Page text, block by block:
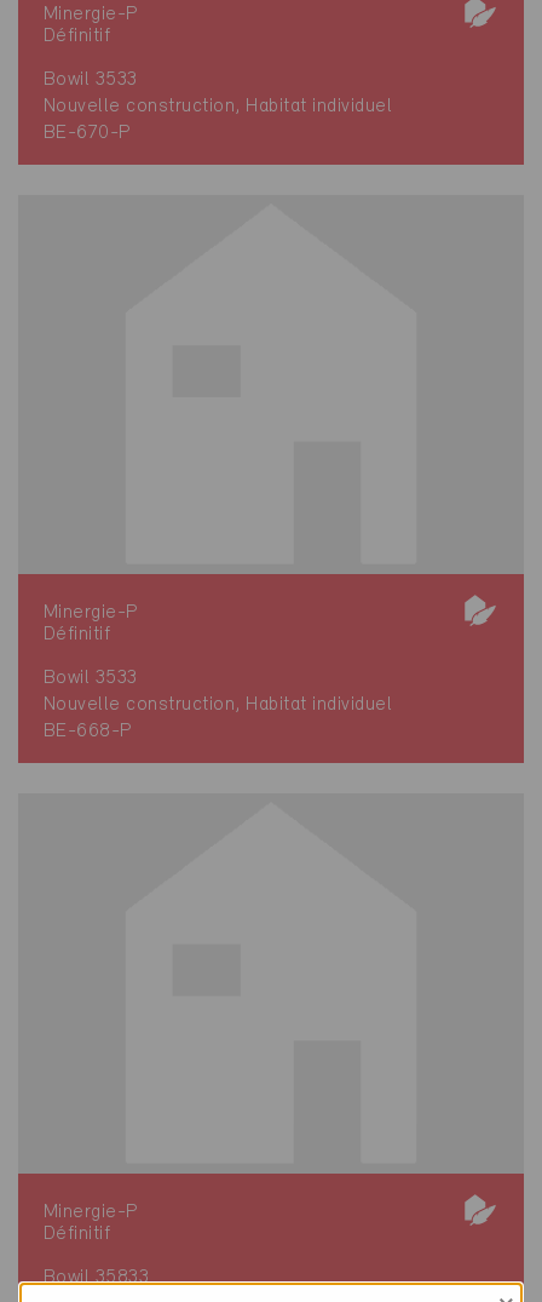
Minergie-P
Définitif
Bowil 3533
Nouvelle construction, Habitat individuel
BE-670-P
Minergie-P
Définitif
Bowil 3533
Nouvelle construction, Habitat individuel
BE-668-P
Minergie-P
Définitif
Bowil 35833